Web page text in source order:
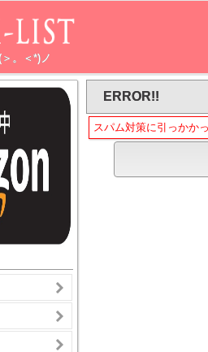
。＜*)ノ
ERROR!!
スパム対策に引っかか